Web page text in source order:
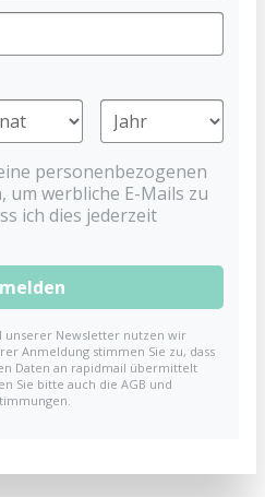
FRUCHTSAUGER
Filter
personenbezogenen
um werbliche E-Mails zu
ich dies jederzeit
unserer Newsletter nutzen wir
Anmeldung stimmen Sie zu, dass
Daten an rapidmail übermittelt
Sie bitte auch die AGB und